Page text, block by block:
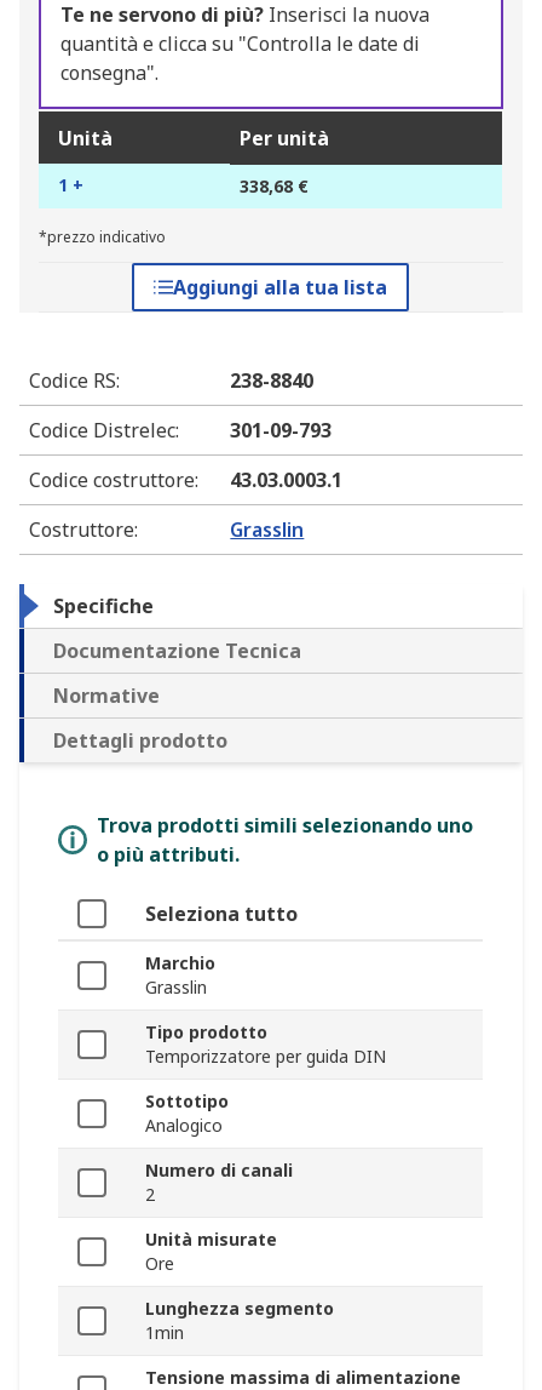
Te ne servono di più? Inserisci la nuova
quantità e clicca su "Controlla le date di
consegna".
Unità Per unità
1 + 338,68 €
*prezzo indicativo
Aggiungi alla tua lista
Codice RS:
238-8840
Codice Distrelec:
301-09-793
Codice costruttore:
43.03.0003.1
Costruttore: Grasslin
Specifiche
Documentazione Tecnica
Normative
Dettagli prodotto
Trova prodotti simili selezionando uno
o più attributi.
Seleziona tutto
Marchio
Grasslin
Tipo prodotto
Temporizzatore per guida DIN
Sottotipo
Analogico
Numero di canali
2
Unità misurate
Ore
Lunghezza segmento
1min
Tensione massima di alimentazione